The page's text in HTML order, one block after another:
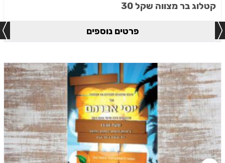
קטלוג בר מצווה שקל 30
פרטים נוספים